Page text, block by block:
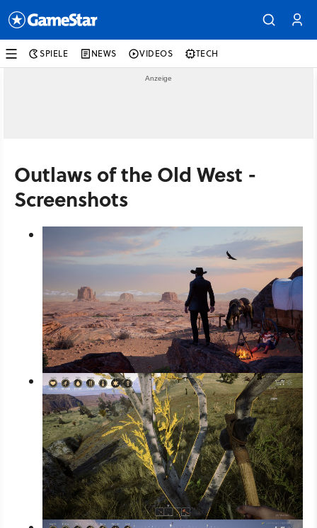
SPIELE NEWS VIDEOS TECH
Outlaws of the Old West -
Screenshots